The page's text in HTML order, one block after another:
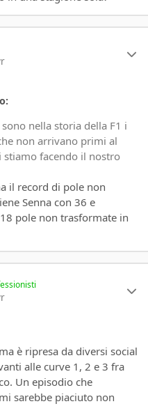
nella storia della F1 i
non arrivano primi al
stiamo facendo il nostro
il record di pole non
Senna con 36 e
pole non trasformate in
è ripresa da diversi social
alle curve 1, 2 e 3 fra
Un episodio che
sarebbe piaciuto non